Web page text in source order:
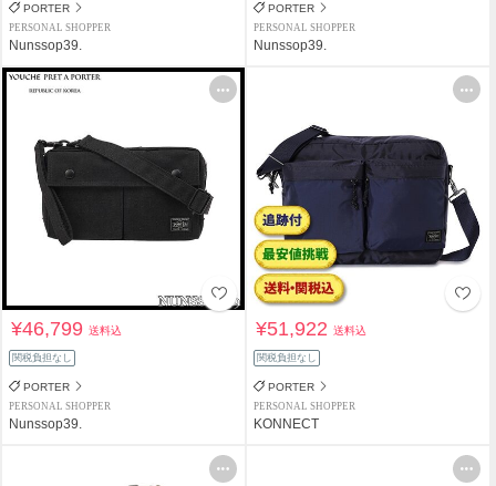
PORTER
PERSONAL SHOPPER
Nunssop39.
PORTER
PERSONAL SHOPPER
Nunssop39.
¥46,799送料込
関税負担なし
PORTER
PERSONAL SHOPPER
Nunssop39.
¥51,922送料込
関税負担なし
PORTER
PERSONAL SHOPPER
KONNECT